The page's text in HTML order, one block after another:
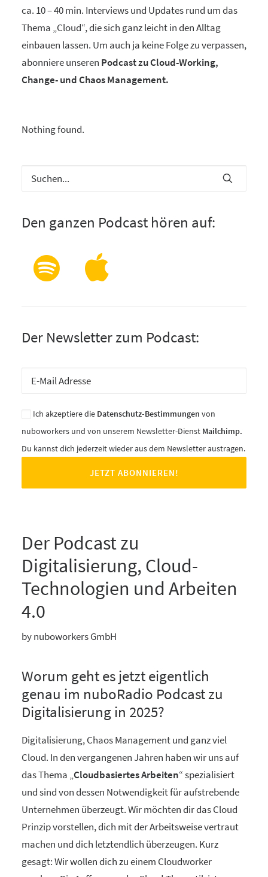
ca. 10 – 40 min. Interviews und Updates rund um das
Thema „Cloud“, die sich ganz leicht in den Alltag
einbauen lassen. Um auch ja keine Folge zu verpassen,
abonniere unseren Podcast zu Cloud-Working,
Change- und Chaos Management.
Nothing found.
Den ganzen Podcast hören auf:
Der Newsletter zum Podcast:
Ich akzeptiere die Datenschutz-Bestimmungen von
nuboworkers und von unserem Newsletter-Dienst Mailchimp.
Du kannst dich jederzeit wieder aus dem Newsletter austragen.
Der Podcast zu
Digitalisierung, Cloud-
Technologien und Arbeiten
4.0
by nuboworkers GmbH
Worum geht es jetzt eigentlich
genau im nuboRadio Podcast zu
Digitalisierung in 2025?
Digitalisierung, Chaos Management und ganz viel
Cloud. In den vergangenen Jahren haben wir uns auf
das Thema „Cloudbasiertes Arbeiten“ spezialisiert
und sind von dessen Notwendigkeit für aufstrebende
Unternehmen überzeugt. Wir möchten dir das Cloud
Prinzip vorstellen, dich mit der Arbeitsweise vertraut
machen und dich letztendlich überzeugen. Kurz
gesagt: Wir wollen dich zu einem Cloudworker